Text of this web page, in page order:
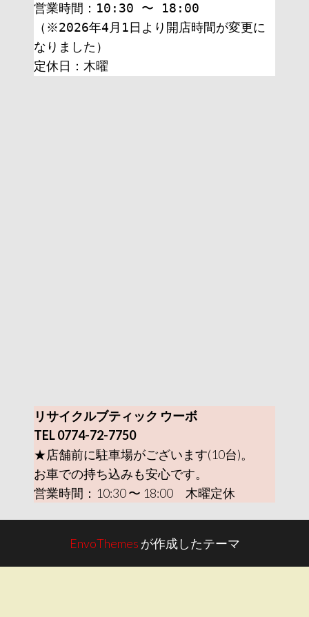
営業時間：10:30 〜 18:00
（※2026年4月1日より開店時間が変更に
なりました）
定休日：木曜
リサイクルブティック ウーボ
TEL 0774-72-7750
★店舗前に駐車場がございます(10台)。
お車での持ち込みも安心です。
営業時間：10:30 〜 18:00 木曜定休
EnvoThemes が作成したテーマ